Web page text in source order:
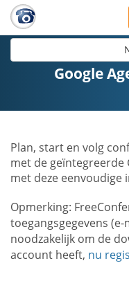
Google
Plan, start en volg
met de geïntegreerde
met deze eenvoudige
Opmerking:
toegangsgegevens
noodzakelijk om de
account heeft, nu